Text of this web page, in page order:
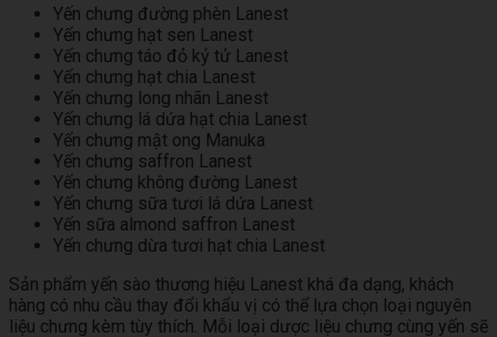
Yến chưng đường phèn Lanest
Yến chưng hạt sen Lanest
Yến chưng táo đỏ kỷ tử Lanest
Yến chưng hạt chia Lanest
Yến chưng long nhãn Lanest
Yến chưng lá dứa hạt chia Lanest
Yến chưng mật ong Manuka
Yến chưng saffron Lanest
Yến chưng không đường Lanest
Yến chưng sữa tươi lá dứa Lanest
Yến sữa almond saffron Lanest
Yến chưng dừa tươi hạt chia Lanest
Sản phẩm yến sào thương hiệu Lanest khá đa dạng, khách
hàng có nhu cầu thay đổi khẩu vị có thể lựa chọn loại nguyên
liệu chưng kèm tùy thích. Mỗi loại dược liệu chưng cùng yến sẽ